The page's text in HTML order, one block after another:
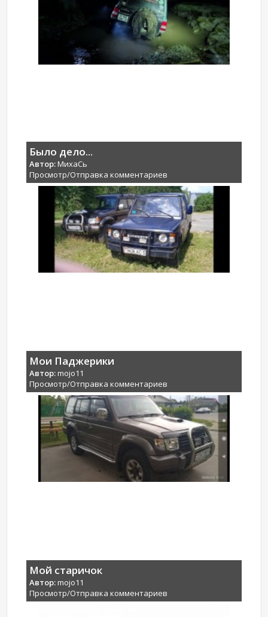
Было дело...
Автор:МихаCь
Просмотр/Отправка комментариев
Мои Паджерики
Автор:mojo11
Просмотр/Отправка комментариев
Мой старичок
Автор:mojo11
Просмотр/Отправка комментариев